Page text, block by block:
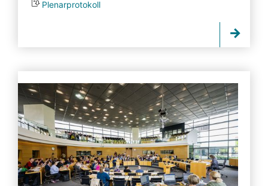
Plenarprotokoll